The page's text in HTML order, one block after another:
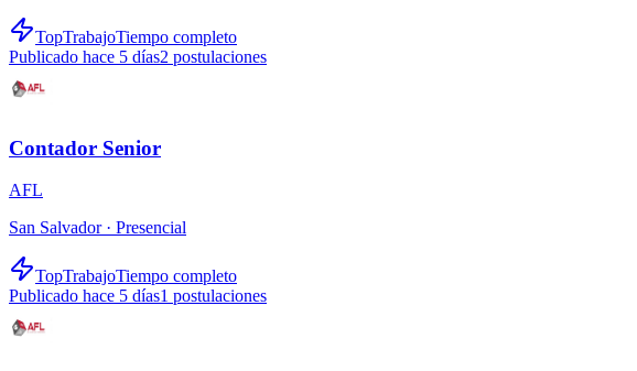
TopTrabajoTiempo completo
Publicado hace 5 días2 postulaciones
Contador Senior
AFL
San Salvador · Presencial
TopTrabajoTiempo completo
Publicado hace 5 días1 postulaciones